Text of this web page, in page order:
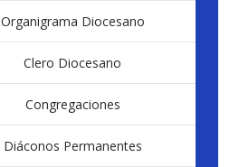
Organigrama Diocesano
Clero Diocesano
Congregaciones
Diáconos Permanentes